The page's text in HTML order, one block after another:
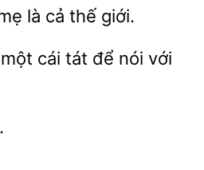
là cả thế giới.
cái
để nói với